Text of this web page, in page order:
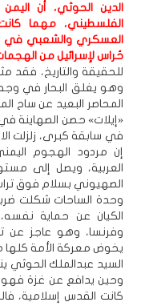
الدين الحوثي، أن
الفلسطيني، مهما
العسكري والشعبي في
حُراس لإسرائيل من
للحقيقة والتاريخ، فقد
وهو يغلق البحار في وجه
المحاصر البعيد عن ساح
«إيلات» حصن الصهاينة
في سابقة كبرى، زلزلت
إن مردود الهجوم
العربية، ويصل إلى
الصهيوني بسلام فوق
وحدة الساحات شكلت
الكيان عن حماية نفسه،
وفرنسا، وهو عاجز عن
يخوض معركة الأمة كلها
السيد عبدالملك الحوثي
وحين يدافع عن غزة
كانت القدس إسلامية،